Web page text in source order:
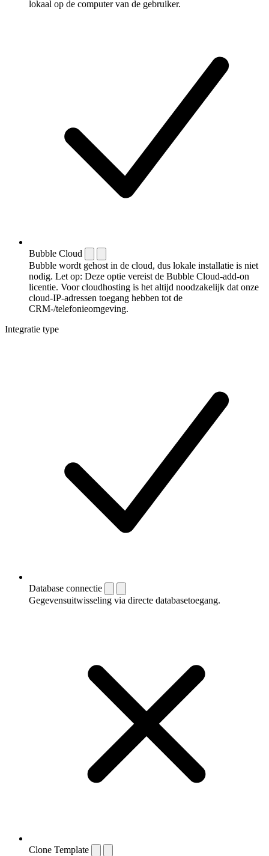
lokaal op de computer van de gebruiker.
Bubble Cloud
Bubble wordt gehost in de cloud, dus lokale installatie is niet
nodig. Let op: Deze optie vereist de Bubble Cloud-add-on
licentie. Voor cloudhosting is het altijd noodzakelijk dat onze
cloud-IP-adressen toegang hebben tot de
CRM-/telefonieomgeving.
Integratie type
Database connectie
Gegevensuitwisseling via directe databasetoegang.
Clone Template